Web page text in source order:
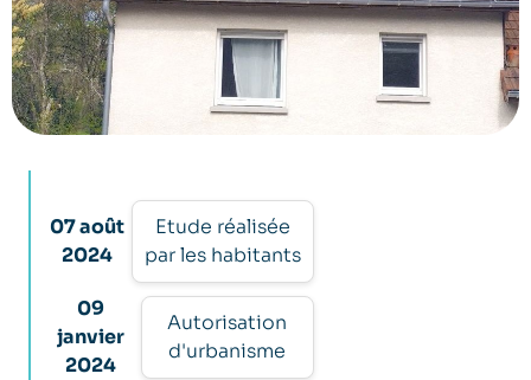
07 août
2024
Etude réalisée
par les habitants
09
janvier
2024
Autorisation
d'urbanisme